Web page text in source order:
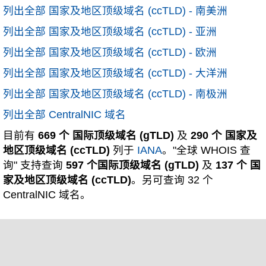
列出全部 国家及地区顶级域名 (ccTLD) - 南美洲
列出全部 国家及地区顶级域名 (ccTLD) - 亚洲
列出全部 国家及地区顶级域名 (ccTLD) - 欧洲
列出全部 国家及地区顶级域名 (ccTLD) - 大洋洲
列出全部 国家及地区顶级域名 (ccTLD) - 南极洲
列出全部 CentralNIC 域名
目前有 669 个 国际顶级域名 (gTLD) 及 290 个 国家及
地区顶级域名 (ccTLD) 列于 IANA。"全球 WHOIS 查
询" 支持查询 597 个国际顶级域名 (gTLD) 及 137 个 国
家及地区顶级域名 (ccTLD)。另可查询 32 个
CentralNIC 域名。